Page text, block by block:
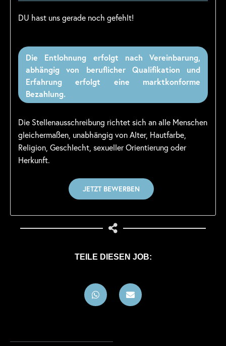
DU hast uns gerade noch gefehlt!
Die Entlohnung erfolgt nach Vereinbarung,
abhängig von beruflicher Qualifikation und
Erfahrung erfolgt eine marktkonforme
Bezahlung.
Die Stellenausschreibung richtet sich an alle Menschen
gleichermaßen, unabhängig von Alter, Hautfarbe,
Religion, Geschlecht, sexueller Orientierung oder
Herkunft.
TEILE DIESEN JOB: